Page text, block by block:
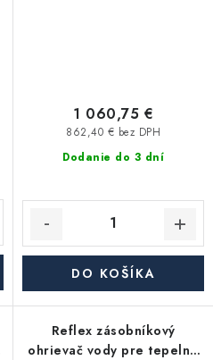
Dodanie do 3 dní
862,40 € bez DPH
1 060,75 €
DO KOŠÍKA
Reflex zásobníkový
ohrievač vody pre tepelné